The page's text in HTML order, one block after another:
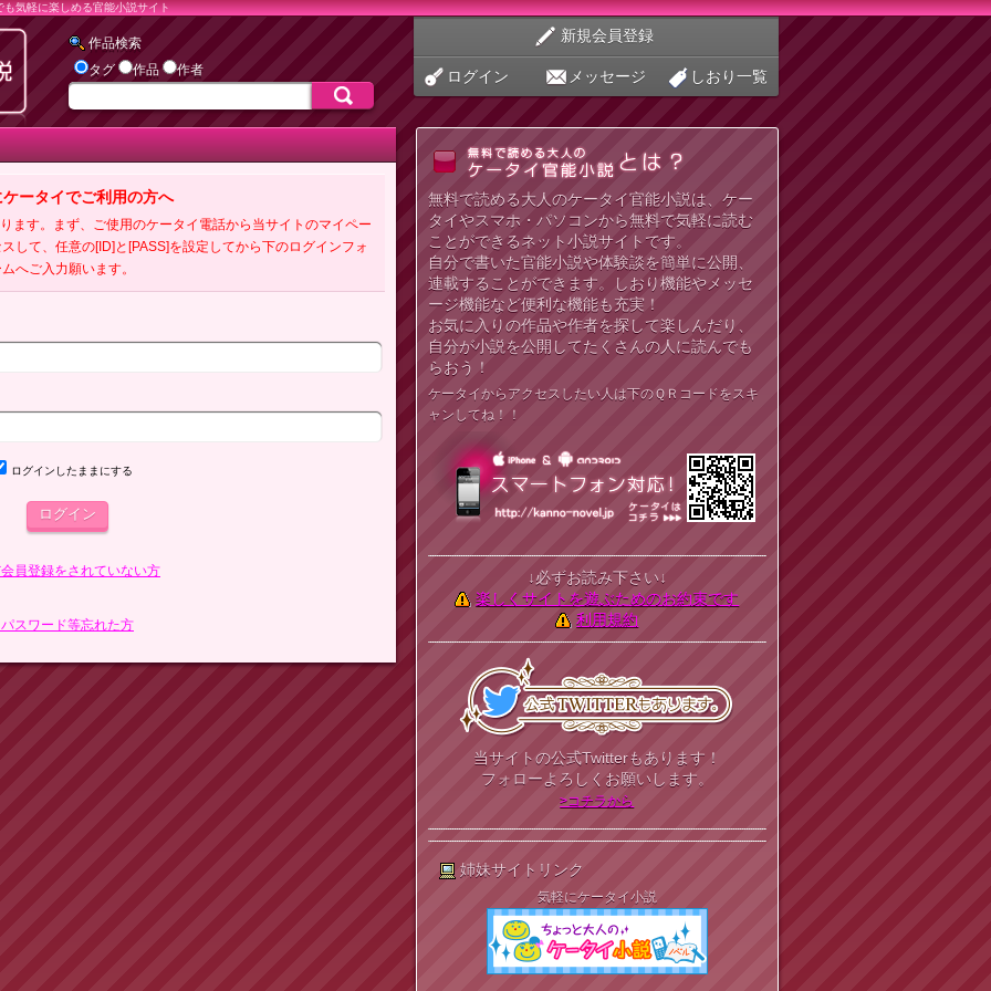
気軽に楽しめる官能小説サイト
作品検索
タグ
作品 作者
新規会員登録
ログイン メッセージ しおり一覧
ータイでご利用の方へ
ます。まず、ご使用のケータイ電話から当サイトのマイペー
して、任意の[ID]と[PASS]を設定してから下のログインフォ
へご入力願います。
ログインしたままにする
員登録をされていない方
スワード等忘れた方
無料で読める大人のケータイ官能小説は、ケー
タイやスマホ・パソコンから無料で気軽に読む
ことができるネット小説サイトです。
自分で書いた官能小説や体験談を簡単に公開、
連載することができます。しおり機能やメッセ
ージ機能など便利な機能も充実！
お気に入りの作品や作者を探して楽しんだり、
自分が小説を公開してたくさんの人に読んでも
らおう！
ケータイからアクセスしたい人は下のＱＲコードをスキ
ャンしてね！！
↓必ずお読み下さい↓
楽しくサイトを遊ぶためのお約束です
利用規約
当サイトの公式Twitterもあります！
フォローよろしくお願いします。
>コチラから
姉妹サイトリンク
気軽にケータイ小説